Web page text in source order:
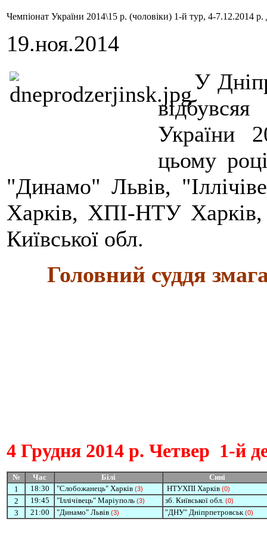
Чемпіонат України 2014\15 р. (чоловіки) 1-й тур, 4-7.12.2014
19.ноя.2014
У
України
цьому
"Динамо" Львів,
Харків, ХПІ-НТУ
Київської обл.
Головний суддя
4 Грудня 2014 р. Четвер 1-й
№ Час Білі
Сині
1
18:30 "Слобожанець" Харків (3) НТУХПІ Харків (0)
2 19:45 "Іллічівець" Маріуполь (3) зб. Київської обл. (0)
3 21:00 "Динамо" Львів (3) "ДНУ" Дніпрпетровськ(0)